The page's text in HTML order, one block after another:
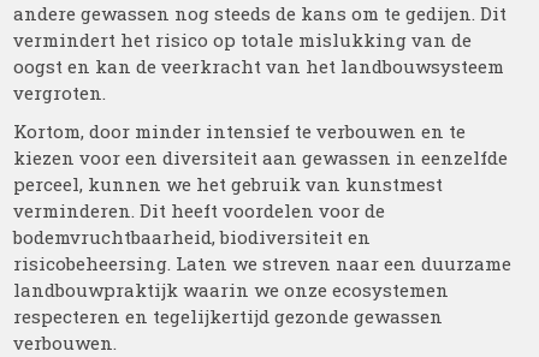
andere gewassen nog steeds de kans om te gedijen. Dit
vermindert het risico op totale mislukking van de
oogst en kan de veerkracht van het landbouwsysteem
vergroten.
Kortom, door minder intensief te verbouwen en te
kiezen voor een diversiteit aan gewassen in eenzelfde
perceel, kunnen we het gebruik van kunstmest
verminderen. Dit heeft voordelen voor de
bodemvruchtbaarheid, biodiversiteit en
risicobeheersing. Laten we streven naar een duurzame
landbouwpraktijk waarin we onze ecosystemen
respecteren en tegelijkertijd gezonde gewassen
verbouwen.